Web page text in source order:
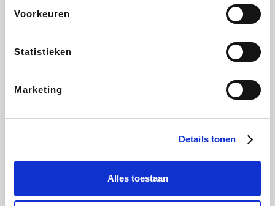
Voorkeuren
Statistieken
Marketing
Details tonen
Alles toestaan
CheapTickets.be DeubaXXL
Samsung My Jewellery Delonghi Tennis Point